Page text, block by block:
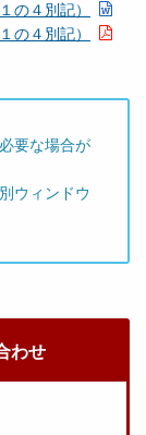
の４別記）
の４別記）
要な場合が
別ウィンドウ
わせ